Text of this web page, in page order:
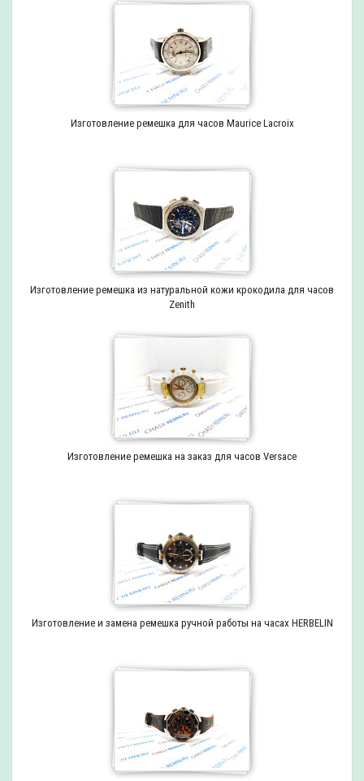
Изготовление ремешка для часов Maurice Lacroix
Изготовление ремешка из натуральной кожи крокодила для часов
Zenith
Изготовление ремешка на заказ для часов Versace
Изготовление и замена ремешка ручной работы на часах HERBELIN